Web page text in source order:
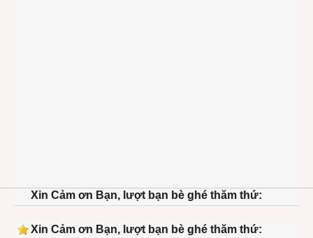
Xin Cảm ơn Bạn, lượt bạn bè ghé thăm thứ:
Xin Cảm ơn Bạn, lượt bạn bè ghé thăm thứ: